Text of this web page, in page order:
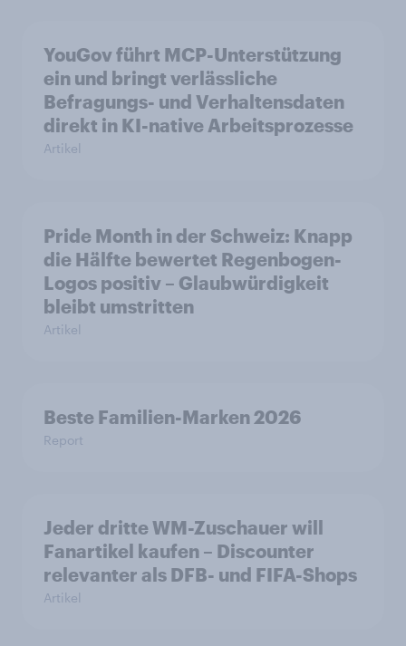
YouGov führt MCP-Unterstützung
ein und bringt verlässliche
Befragungs- und Verhaltensdaten
direkt in KI-native Arbeitsprozesse
Artikel
Pride Month in der Schweiz: Knapp
die Hälfte bewertet Regenbogen-
Logos positiv – Glaubwürdigkeit
bleibt umstritten
Artikel
Beste Familien-Marken 2026
Report
Jeder dritte WM-Zuschauer will
Fanartikel kaufen – Discounter
relevanter als DFB- und FIFA-Shops
Artikel